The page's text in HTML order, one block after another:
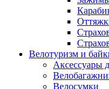
Велотуризм и
Аксессуары
Велосумки